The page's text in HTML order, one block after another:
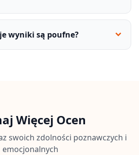
wyniki są poufne?
Więcej Ocen
swoich zdolności poznawczych i
emocjonalnych